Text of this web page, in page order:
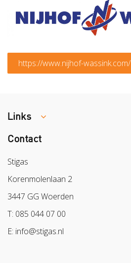
https://www.nijhof-wassink.com/
Links
Colland
Sazas
BPL
Arbeidsmarkt
Contact
Stigas
Korenmolenlaan 2
3447 GG Woerden
T: 085 044 07 00
E: info@stigas.nl